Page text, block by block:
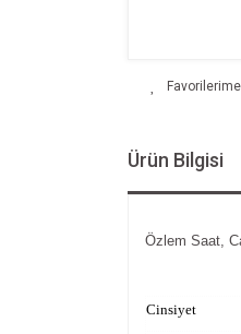
Ürün Bilgisi
Özlem Saat,
Cinsiyet